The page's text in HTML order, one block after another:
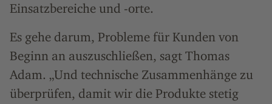
Einsatzbereiche und -orte.
Es gehe darum, Probleme für Kunden von
Beginn an auszuschließen, sagt Thomas
Adam. „Und technische Zusammenhänge zu
überprüfen, damit wir die Produkte stetig